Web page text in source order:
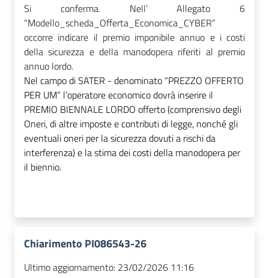
Si conferma. Nell’ Allegato 6
“Modello_scheda_Offerta_Economica_CYBER”
occorre indicare il premio imponibile annuo e i costi
della sicurezza e della manodopera riferiti al premio
annuo lordo.
Nel campo di SATER - denominato “PREZZO OFFERTO
PER UM” l’operatore economico dovrà inserire il
PREMIO BIENNALE LORDO offerto (comprensivo degli
Oneri, di altre imposte e contributi di legge, nonché gli
eventuali oneri per la sicurezza dovuti a rischi da
interferenza) e la stima dei costi della manodopera per
il biennio.
Chiarimento PI086543-26
Ultimo aggiornamento: 23/02/2026 11:16